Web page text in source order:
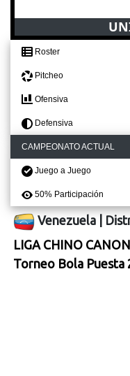
Roster
Pitcheo
Ofensiva
Defensiva
CAMPEONATO ACTUAL
Juego a Juego
50% Participación
Venezuela
LIGA CHINO
Torneo Bola Puesta